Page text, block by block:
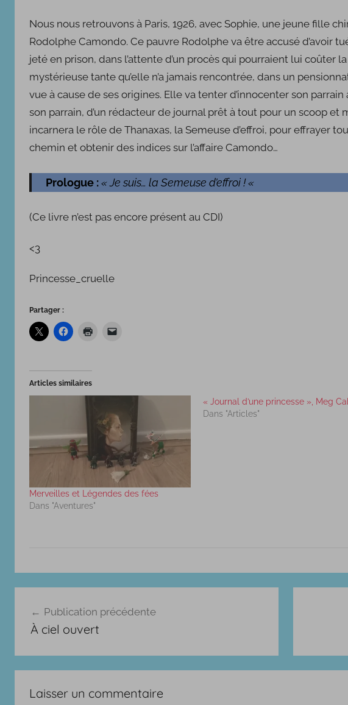
Nous nous retrouvons à Paris, 1926, avec Sophie, une jeune fille
Rodolphe Camondo. Ce pauvre Rodolphe va être accusé d’avoir
jeté en prison, dans l’attente d’un procès qui pourraient lui coûter
mystérieuse tante qu’elle n’a jamais rencontrée, dans un
vue à cause de ses origines. Elle va tenter d’innocenter son parrain
son parrain, d’un rédacteur de journal prêt à tout pour un scoop et
incarnera le rôle de Thanaxas, la Semeuse d’effroi, pour effrayer
chemin et obtenir des indices sur l’affaire Camondo…
Prologue : « Je suis… la Semeuse d’effroi ! «
(Ce livre n’est pas encore présent au CDI)
<3
Princesse_cruelle
Partager :
Articles similaires
Merveilles et Légendes des fées
Dans "Aventures"
« Journal d’une princesse », Meg
Dans "Articles"
c
o
p
de
Publication précédente
À ciel ouvert
Laisser un commentaire